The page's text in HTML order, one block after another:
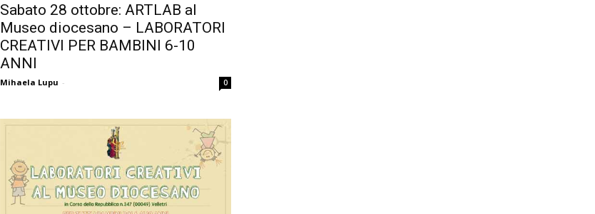
Sabato 28 ottobre: ARTLAB al
Museo diocesano – LABORATORI
CREATIVI PER BAMBINI 6-10
ANNI
Mihaela Lupu - 0